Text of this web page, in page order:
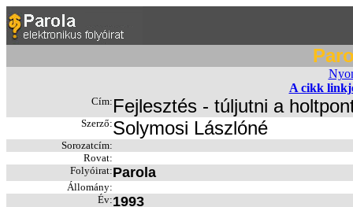
A cikk
Cím: Fejlesztés - túljutni a
Szerző:Solymosi Lászlóné
Sorozatcím:
Rovat:
Folyóirat:Parola
Állomány:
Év:1993